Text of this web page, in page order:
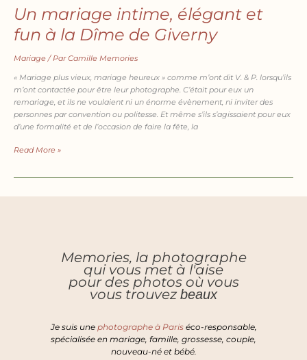
Un mariage intime, élégant et
fun à la Dîme de Giverny
Mariage / ParCamille Memories
« Mariage plus vieux, mariage heureux » comme m’ont dit V. & P. lorsqu’ils
m’ont contactée pour être leur photographe. C’était pour eux un
remariage, et ils ne voulaient ni un énorme évènement, ni inviter des
personnes par convention ou politesse. Et même s’ils s’agissaient pour eux
d’une formalité et de l’occasion de faire la fête, la
Read More »
Memories, la photographe
qui vous met à l'aise
pour des photos où vous
vous trouvezbeaux
Je suis une photographe à Pariséco-responsable,
spécialisée en mariage, famille, grossesse, couple,
nouveau-né et bébé.